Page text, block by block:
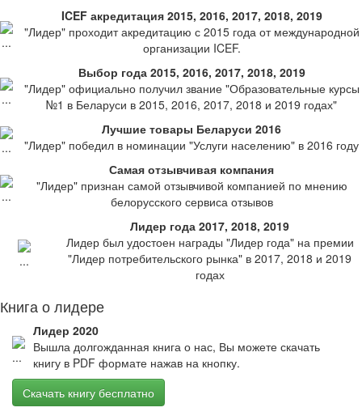
ICEF акредитация 2015, 2016, 2017, 2018, 2019
"Лидер" проходит акредитацию с 2015 года от международной
организации ICEF.
Выбор года 2015, 2016, 2017, 2018, 2019
"Лидер" официально получил звание "Образовательные курсы
№1 в Беларуси в 2015, 2016, 2017, 2018 и 2019 годах"
Лучшие товары Беларуси 2016
"Лидер" победил в номинации "Услуги населению" в 2016 году
Самая отзывчивая компания
"Лидер" признан самой отзывчивой компанией по мнению
белорусского сервиса отзывов
Лидер года 2017, 2018, 2019
Лидер был удостоен награды "Лидер года" на премии
"Лидер потребительского рынка" в 2017, 2018 и 2019
годах
Книга о лидере
Лидер 2020
Вышла долгожданная книга о нас, Вы можете скачать
книгу в PDF формате нажав на кнопку.
Скачать книгу бесплатно